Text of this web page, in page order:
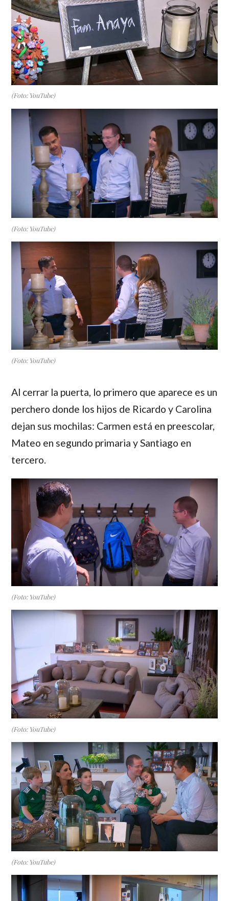
(Foto: YouTube)
(Foto: YouTube)
(Foto: YouTube)
Al cerrar la puerta, lo primero que aparece es un
perchero donde los hijos de Ricardo y Carolina
dejan sus mochilas: Carmen está en preescolar,
Mateo en segundo primaria ySantiago en
tercero.
(Foto: YouTube)
(Foto: YouTube)
(Foto: YouTube)